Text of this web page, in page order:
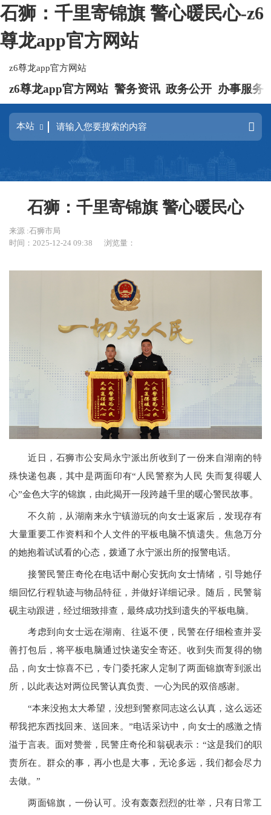
石狮：千里寄锦旗 警心暖民心-z6
尊龙app官方网站
z6尊龙app官方网站
z6尊龙app官方网站 警务资讯 政务公开 办事服务
石狮：千里寄锦旗 警心暖民心
来源 :石狮市局
时间：2025-12-24 09:38
浏览量：
近日，石狮市公安局永宁派出所收到了一份来自湖南的特
殊快递包裹，其中是两面印有“人民警察为人民 失而复得暖人
心”金色大字的锦旗，由此揭开一段跨越千里的暖心警民故事。
不久前，从湖南来永宁镇游玩的向女士返家后，发现存有
大量重要工作资料和个人文件的平板电脑不慎遗失。焦急万分
的她抱着试试看的心态，拨通了永宁派出所的报警电话。
接警民警庄奇伦在电话中耐心安抚向女士情绪，引导她仔
细回忆行程轨迹与物品特征，并做好详细记录。随后，民警翁
砚主动跟进，经过细致排查，最终成功找到遗失的平板电脑。
考虑到向女士远在湖南、往返不便，民警在仔细检查并妥
善打包后，将平板电脑通过快递安全寄还。收到失而复得的物
品，向女士惊喜不已，专门委托家人定制了两面锦旗寄到派出
所，以此表达对两位民警认真负责、一心为民的双倍感谢。
“本来没抱太大希望，没想到警察同志这么认真，这么远还
帮我把东西找回来、送回来。”电话采访中，向女士的感激之情
溢于言表。面对赞誉，民警庄奇伦和翁砚表示：“这是我们的职
责所在。群众的事，再小也是大事，无论多远，我们都会尽力
去做。”
两面锦旗，一份认可。没有轰轰烈烈的壮举，只有日常工